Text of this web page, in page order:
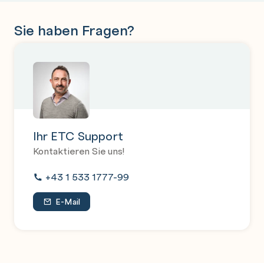
Sie haben Fragen?
Ihr ETC Support
Kontaktieren Sie uns!
+43 1 533 1777-99
E-Mail